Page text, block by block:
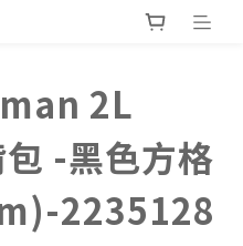
2L
-黑色方格
2235128